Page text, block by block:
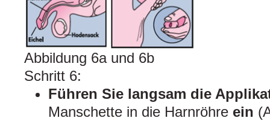
Abbildung 6a und 6b
Schritt 6:
Führen Sie langsam die
Manschette in die Harnröhre ein